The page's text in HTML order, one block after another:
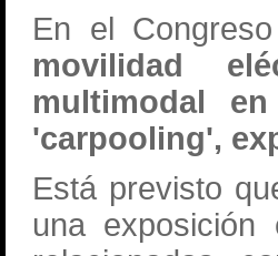
En el
movilidad
multimodal
'carpooling',
Está previsto
una